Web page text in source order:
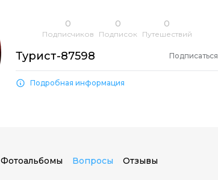
0
Подписчиков
0
Подписок
0
Путешествий
Турист-87598 Подписаться
Подробная информация
Фотоальбомы Вопросы Отзывы